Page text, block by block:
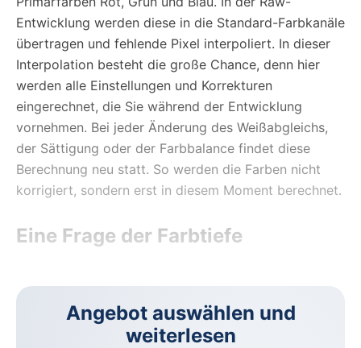
Entwicklung werden diese in die Standard-Farbkanäle
übertragen und fehlende Pixel interpoliert. In dieser
Interpolation besteht die große Chance, denn hier
werden alle Einstellungen und Korrekturen
eingerechnet, die Sie während der Entwicklung
vornehmen. Bei jeder Änderung des Weißabgleichs,
der Sättigung oder der Farbbalance findet diese
Berechnung neu statt. So werden die Farben nicht
korrigiert, sondern erst in diesem Moment berechnet.
Eine Frage der Farbtiefe
Angebot auswählen und
weiterlesen